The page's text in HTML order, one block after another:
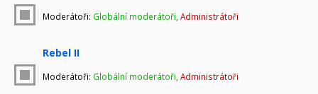
Moderátoři: Globální moderátoři Administrátoři
Rebel II
Moderátoři: Globální moderátoři Administrátoři